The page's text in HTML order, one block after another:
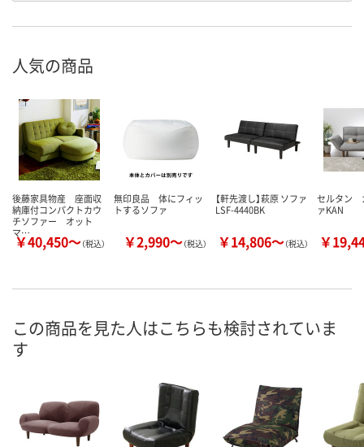
人気の商品
後藤家具物産 座面収
納庫付コンパクトカウ
チソファー オット
マ…
￥40,450～（税込）
無印良品 体にフィッ
トするソファ
￥2,990～（税込）
【軒先渡し】萩原 ソファ
LSF-4440BK
￥14,806～（税込）
セルタン
ァKAN
￥
この商品を見た人はこちらも検討されていま
す